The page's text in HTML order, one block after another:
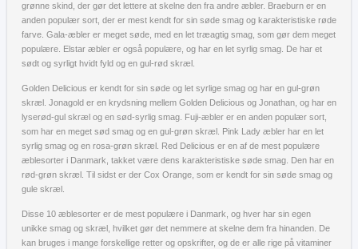
grønne skind, der gør det lettere at skelne den fra andre æbler. Braeburn er en
anden populær sort, der er mest kendt for sin søde smag og karakteristiske røde
farve. Gala-æbler er meget søde, med en let træagtig smag, som gør dem meget
populære. Elstar æbler er også populære, og har en let syrlig smag. De har et
sødt og syrligt hvidt fyld og en gul-rød skræl.
Golden Delicious er kendt for sin søde og let syrlige smag og har en gul-grøn
skræl. Jonagold er en krydsning mellem Golden Delicious og Jonathan, og har en
lyserød-gul skræl og en sød-syrlig smag. Fuji-æbler er en anden populær sort,
som har en meget sød smag og en gul-grøn skræl. Pink Lady æbler har en let
syrlig smag og en rosa-grøn skræl. Red Delicious er en af de mest populære
æblesorter i Danmark, takket være dens karakteristiske søde smag. Den har en
rød-grøn skræl. Til sidst er der Cox Orange, som er kendt for sin søde smag og
gule skræl.
Disse 10 æblesorter er de mest populære i Danmark, og hver har sin egen
unikke smag og skræl, hvilket gør det nemmere at skelne dem fra hinanden. De
kan bruges i mange forskellige retter og opskrifter, og de er alle rige på vitaminer